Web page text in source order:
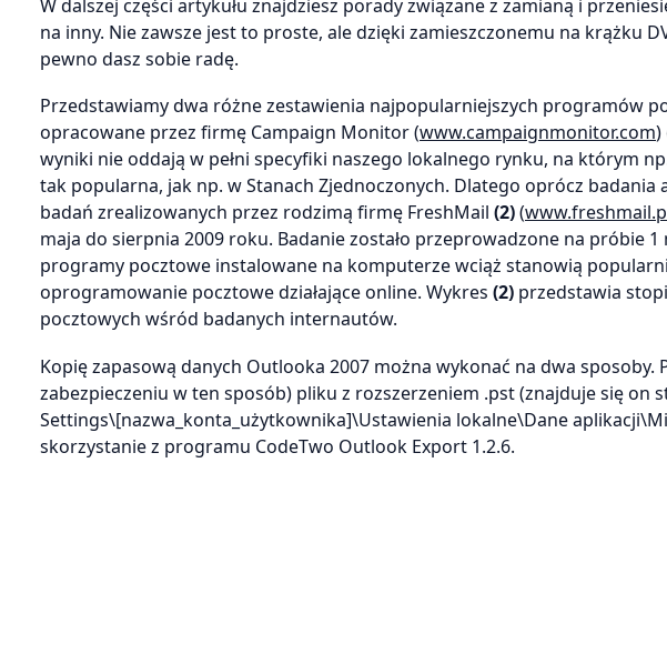
W dalszej części artykułu znajdziesz porady związane z zamianą i
na inny. Nie zawsze jest to proste, ale dzięki zamieszczonemu na krążku
pewno dasz sobie radę.
Przedstawiamy dwa różne zestawienia najpopularniejszych programów
opracowane przez firmę Campaign Monitor (www.campaignmonitor.com)
wyniki nie oddają w pełni specyfiki naszego lokalnego rynku, na którym
tak popularna, jak np. w Stanach Zjednoczonych. Dlatego oprócz
badań zrealizowanych przez rodzimą firmę FreshMail (2)(
maja do sierpnia 2009 roku. Badanie zostało przeprowadzone na próbie
programy pocztowe instalowane na komputerze wciąż stanowią
oprogramowanie pocztowe działające online. Wykres (2) przedstawia
pocztowych wśród badanych internautów.
Kopię zapasową danych Outlooka 2007 można wykonać na dwa
zabezpieczeniu w ten sposób) pliku z rozszerzeniem .pst (znajduje się on
Settings\[nazwa_konta_użytkownika]\Ustawienia lokalne\Dane
skorzystanie z programu CodeTwo Outlook Export 1.2.6.